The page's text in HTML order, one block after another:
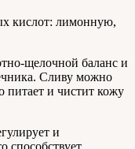
кислот: лимонную,
щелочной баланс и
Сливу можно
питает и чистит кожу
и